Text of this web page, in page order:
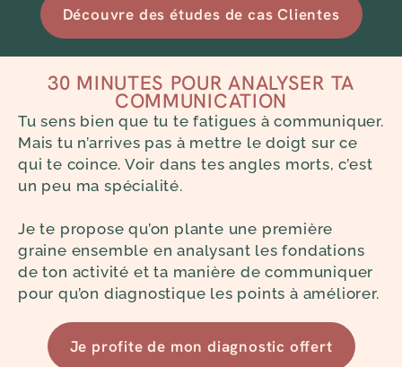
Découvre des études de cas Clientes
30 MINUTES POUR ANALYSER TA
COMMUNICATION
Tu sens bien que tu te fatigues à communiquer.
Mais tu n’arrives pas à mettre le doigt sur ce
qui te coince. Voir dans tes angles morts, c’est
un peu ma spécialité.
Je te propose qu’on plante une première
graine ensemble en analysant les fondations
de ton activité et ta manière de communiquer
pour qu’on diagnostique les points à améliorer.
Je profite de mon diagnostic offert